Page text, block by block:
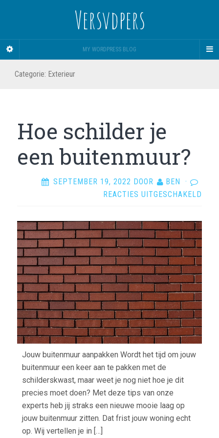
Versvdpers
MY WORDPRESS BLOG
Categorie: Exterieur
Hoe schilder je
een buitenmuur?
SEPTEMBER 19, 2022 DOOR BEN
·
REACTIES UITGESCHAKELD
JE
EEN
Jouw buitenmuur aanpakken Wordt het tijd om jouw
buitenmuur een keer aan te pakken met de
schilderskwast, maar weet je nog niet hoe je dit
precies moet doen? Met deze tips van onze
experts heb jij straks een nieuwe mooie laag op
jouw buitenmuur zitten. Dat frist jouw woning echt
op. Wij vertellen je in […]